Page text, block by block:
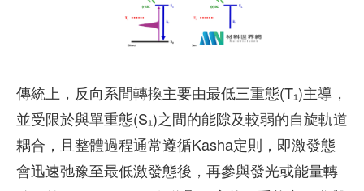
傳統上，反向系間轉換主要由最低三重態(T₁)主導，
並受限於與單重態(S₁)之間的能隙及較弱的自旋軌道
耦合，且整體過程通常遵循Kasha定則，即激發態
會迅速弛豫至最低激發態後，再參與發光或能量轉